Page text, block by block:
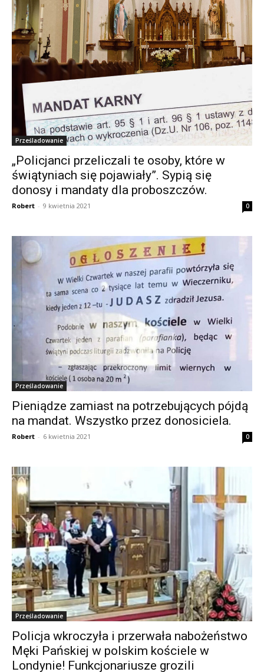
Prześladowanie
„Policjanci przeliczali te osoby, które w
świątyniach się pojawiały”. Sypią się
donosy i mandaty dla proboszczów.
Robert - 9 kwietnia 2021 0
Prześladowanie
Pieniądze zamiast na potrzebujących pójdą
na mandat. Wszystko przez donosiciela.
Robert - 6 kwietnia 2021 0
Prześladowanie
Policja wkroczyła i przerwała nabożeństwo
Męki Pańskiej w polskim kościele w
Londynie! Funkcjonariusze grozili